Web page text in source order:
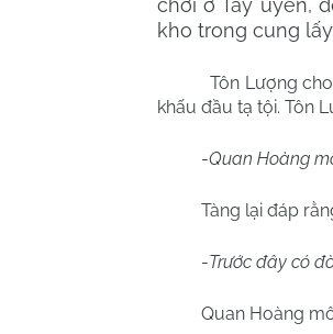
chơi ở Tây uyển,
kho trong cung
Tôn Lượng
khấu đầu tạ tội. Tôn
-Quan Hoàng
Tàng lại đáp
-Trước đây có
Quan Hoàng